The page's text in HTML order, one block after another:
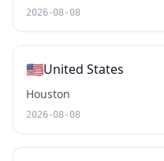
2026-08-08
🇺🇸United States
Houston
2026-08-08